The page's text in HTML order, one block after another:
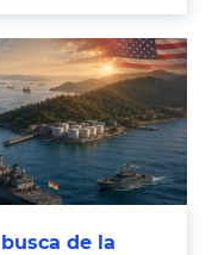
de la